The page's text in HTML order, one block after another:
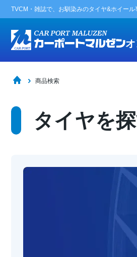
TVCM・雑誌で、お馴染みのタイヤ&ホイール
商品検索
タイヤを